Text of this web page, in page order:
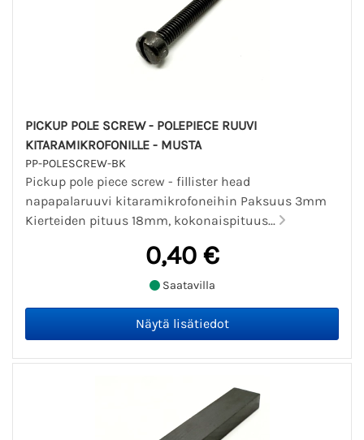
PICKUP POLE SCREW - POLEPIECE RUUVI
KITARAMIKROFONILLE - MUSTA
PP-POLESCREW-BK
Pickup pole piece screw - fillister head
napapalaruuvi kitaramikrofoneihin Paksuus 3mm
Kierteiden pituus 18mm, kokonaispituus...
0,40 €
Saatavilla